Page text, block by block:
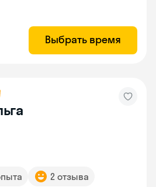
Выбрать время
2 отзыва